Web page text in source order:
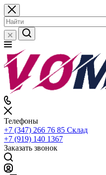
Телефоны
+7 (347) 266 76 85 Склад
+7 (919) 140 1367
Заказать звонок